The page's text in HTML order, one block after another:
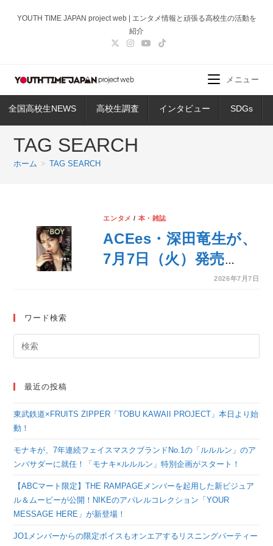
ス
ッ
YOUTH TIME JAPAN project web | エンタメ情報と頑張る高校生の活動を
紹介
全国高校生NEWS 高校生調査 インタビュー SDGs
メニュー
TAG SEARCH
ホーム > TAG SEARCH
エンタメ / 本・雑誌
ACEes・深田竜生が、
7月7日（火）発売
『andBOY』vol.6の表
2026年7月7日
ワード検索
最近の投稿
東武鉄道×FRUITS ZIPPER「TOBU KAWAII PROJECT」本日より始
動！
モナキが、7年連続フェイスマスクブランドNo.1の「ルルルン」のア
ンバサダーに就任！「モナキ×ルルルン」特別企画がスタート！
【ABCマート限定】THE RAMPAGEメンバーを起用した新ビジュア
ル＆ムービーが公開！NIKEのアパレルコレクション「YOUR
MESSAGE HERE」が新登場！
JO1メンバーからの限定ボイスもオンエアするリスニングパーティー